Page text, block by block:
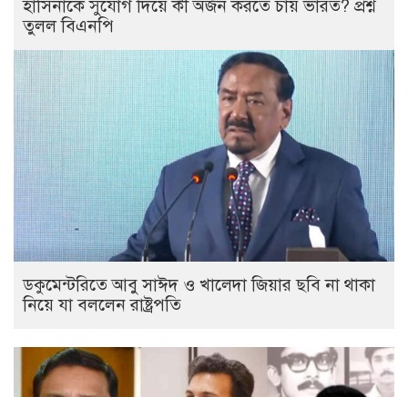
হাসিনাকে সুযোগ দিয়ে কী অর্জন করতে চায় ভারত? প্রশ্ন
তুলল বিএনপি
ডকুমেন্টরিতে আবু সাঈদ ও খালেদা জিয়ার ছবি না থাকা
নিয়ে যা বললেন রাষ্ট্রপতি